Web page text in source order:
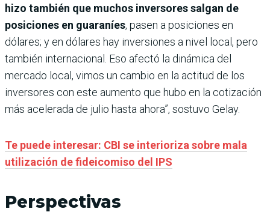
hizo también que muchos inversores salgan de
posiciones en guaraníes, pasen a posiciones en
dólares; y en dólares hay inversiones a nivel local, pero
también internacional. Eso afectó la dinámica del
mercado local, vimos un cambio en la actitud de los
inversores con este aumento que hubo en la cotización
más acelerada de julio hasta ahora”, sostuvo Gelay.
Te puede interesar: CBI se interioriza sobre mala
utilización de fideicomiso del IPS
Perspectivas